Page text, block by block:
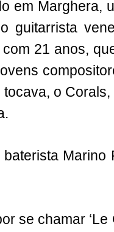
em Marghera,
guitarrista
21 anos,
o
Marino
se chamar ‘Le